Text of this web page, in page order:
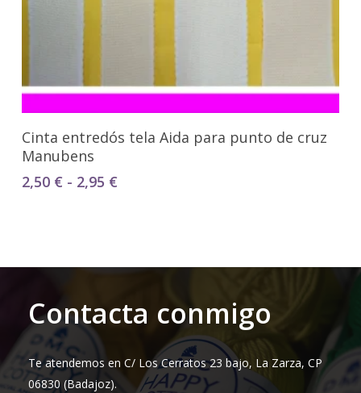
Seleccionar Opciones
Cinta entredós tela Aida para punto de cruz
Manubens
2,50 € - 2,95 €Rango
hasta
Contacta conmigo
Te atendemos en C/ Los Cerratos 23 bajo, La Zarza, CP
06830 (Badajoz).